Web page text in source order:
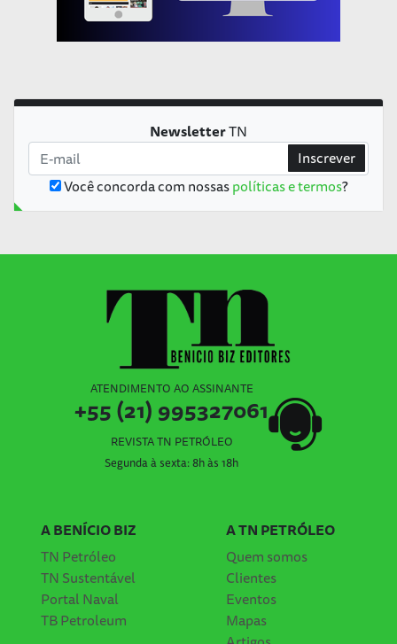
NewsletterTN
Você concorda com nossaspolíticas e termos?
Inscrever
ATENDIMENTO AO ASSINANTE
+55 (21) 995327061
REVISTA TN PETRÓLEO
Segunda à sexta: 8h às 18h
A BENÍCIO BIZ
TN Petróleo
TN Sustentável
Portal Naval
TB Petroleum
A TN PETRÓLEO
Quem somos
Clientes
Eventos
Mapas